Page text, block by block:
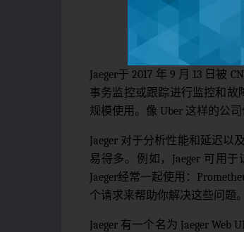
Jaeger于 2017 年 9 月 13 日被
事务监控或跟踪进行监控和故
规模使用。像 Uber 这样的公司
Jaeger 对于分析性能和延迟以
易得多。例如，Jaeger 可用
Jaeger经常一起使用：
个请求来帮助你解决这些问题。
Jaeger 有一个名为 Jaeger Web